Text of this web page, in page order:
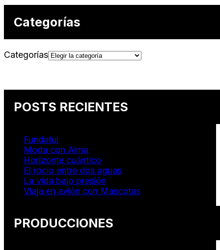
Categorías
Categorías
POSTS RECIENTES
Fundatul
Moda con Alma
Horizonte cuántico
El rocio entre dos aguas
La vida bajo presión
Viaja en avión con Mascotas
PRODUCCIONES